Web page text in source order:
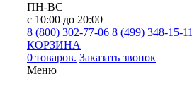
ПН-ВС
с 10:00 до 20:00
8 (800) 302-77-06 8 (499) 348-15-11
КОРЗИНА
0 товаров. Заказать звонок
Меню